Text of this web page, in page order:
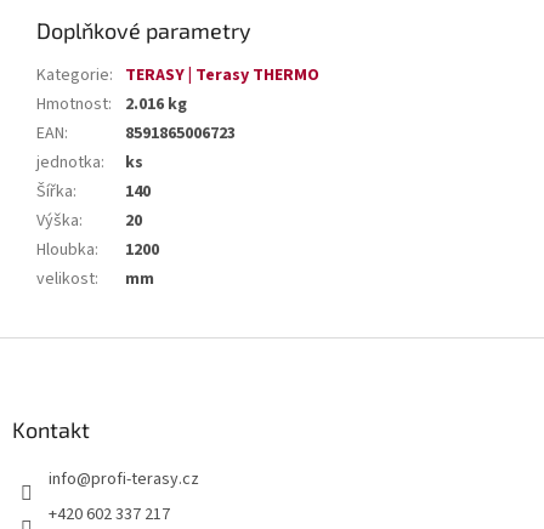
Doplňkové parametry
Kategorie: TERASY | Terasy THERMO
Hmotnost:
2.016 kg
EAN:
8591865006723
jednotka:
ks
Šířka:
140
Výška:
20
Hloubka:
1200
velikost: mm
Kontakt
info@profi-terasy.cz
+420 602 337 217